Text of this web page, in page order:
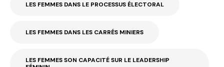
LES FEMMES DANS LE PROCESSUS ÉLECTORAL
LES FEMMES DANS LES CARRÉS MINIERS
LES FEMMES SON CAPACITÉ SUR LE LEADERSHIP